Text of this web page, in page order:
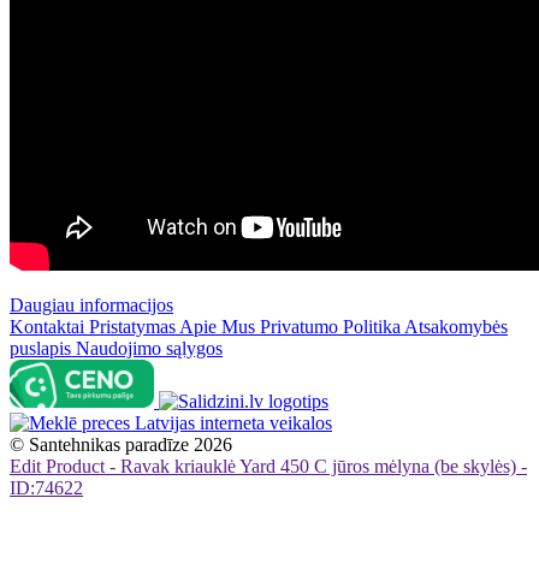
Daugiau informacijos
Kontaktai Pristatymas Apie Mus Privatumo Politika Atsakomybės
puslapis Naudojimo sąlygos
© Santehnikas paradīze 2026
Edit Product - Ravak kriauklė Yard 450 C jūros mėlyna (be skylės) -
ID:74622